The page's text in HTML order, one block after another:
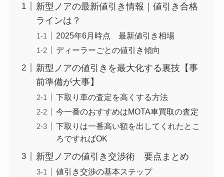
新型ノアの最新値引き情報｜値引き合格
ラインは？
2025年6月時点 最新値引き相場
ディーラーごとの値引き傾向
新型ノアの値引きを最大化する裏技【事
前準備が大事】
下取り車の査定を高くする方法
今一番のおすすめはMOTA車買取の査定
下取りは一番高い額を出してくれたとこ
ろですればOK
新型ノアの値引き交渉術 要点まとめ
値引き交渉の基本ステップ